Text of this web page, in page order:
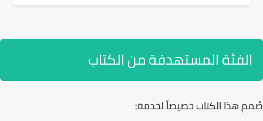
الفئة المستهدفة من الكتاب
صُمم هذا الكتاب خصيصاً لخدمة: